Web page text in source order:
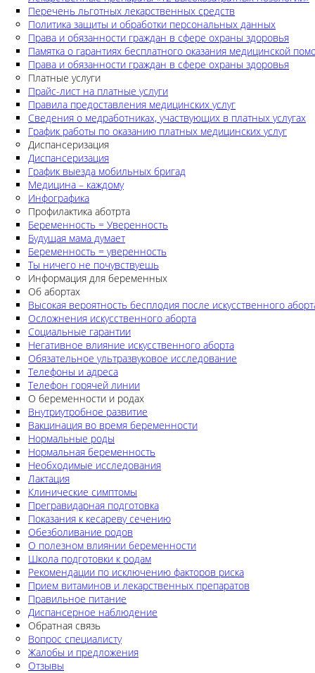
Перечень льготных лекарственных средств
Политика защиты и обработки персональных данных
Права и обязанности граждан в сфере охраны здоровья
Памятка о гарантиях бесплатного оказания медицинской
Права и обязанности граждан в сфере охраны здоровья
Платные услуги
Прайс-лист на платные услуги
Правила предоставления медицинских услуг
Сведения о медработниках, участвующих в платных услугах
График работы по оказанию платных медицинских услуг
Диспансеризация
Диспансеризация
График выезда мобильных бригад
Медицина – каждому
Инфографика
Профилактика аботрта
Беременность = Уверенность
Будущая мама думает
Беременность = уверенность
Ты ничего не почувствуешь
Информация для беременных
Об абортах
Высокая вероятность бесплодия после искусственного
Осложнения искусственного аборта
Социальные гарантии
Негативное влияние искусственного аборта
Обязательное ультразвуковое исследование
Телефоны и адреса
Телефон горячей линии
О беременности и родах
Внутриутробное развитие
Вакцинация во время беременности
Нормальные роды
Нормальная беременность
Необходимые исследования
Лактация
Клинические симптомы
Прегравидарная подготовка
Показания к кесареву сечению
Обезболивание родов
О полезном влиянии беременности
Школа подготовки к родам
Рекомендации по исключению факторов риска
Прием витаминов и лекарственных препаратов
Правильное питание
Диспансерное наблюдение
Обратная связь
Вопрос специалисту
Жалобы и предложения
Отзывы